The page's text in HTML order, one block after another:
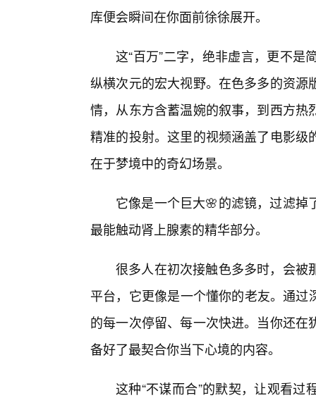
库便会瞬间在你面前徐徐展开。
这“百万”二字，绝非虚言，更不
纵横次元的宏大视野。在色多多的资
情，从东方含蓄温婉的叙事，到西方
精准的投射。这里的视频涵盖了电影
在于梦境中的奇幻场景。
它像是一个巨大🌸的滤镜，过滤
最能触动肾上腺素的精华部分。
很多人在初次接触色多多时，会被
平台，它更像是一个懂你的老友。通
的每一次停留、每一次快进。当你还
备好了最契合你当下心境的内容。
这种“不谋而合”的默契，让观看